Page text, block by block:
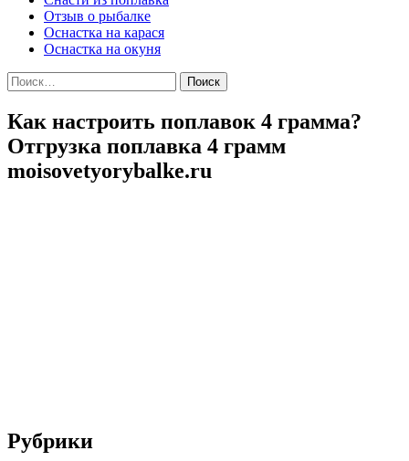
Отзыв о рыбалке
Оснастка на карася
Оснастка на окуня
Найти:
Как настроить поплавок 4 грамма?
Отгрузка поплавка 4 грамм
moisovetyorybalke.ru
Рубрики